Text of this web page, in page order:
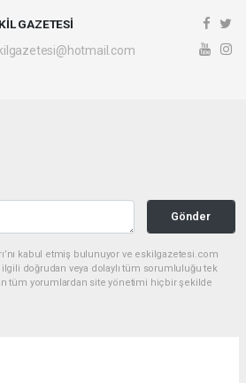
GAZETESİ
Gönder
kabul etmiş bulunuyor ve eskilgazetesi.com
ilgili doğrudan veya dolaylı tüm sorumluluğu tek
tüm yorumlardan site yönetimi hiçbir şekilde